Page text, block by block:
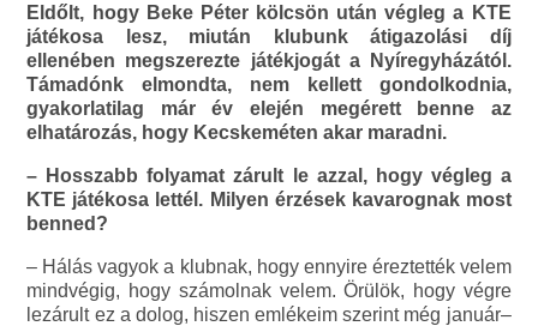
Eldőlt, hogy Beke Péter kölcsön után végleg a KTE
játékosa lesz, miután klubunk átigazolási díj
ellenében megszerezte játékjogát a Nyíregyházától.
Támadónk elmondta, nem kellett gondolkodnia,
gyakorlatilag már év elején megérett benne az
elhatározás, hogy Kecskeméten akar maradni.
– Hosszabb folyamat zárult le azzal, hogy végleg a
KTE játékosa lettél. Milyen érzések kavarognak most
benned?
– Hálás vagyok a klubnak, hogy ennyire éreztették velem
mindvégig, hogy számolnak velem. Örülök, hogy végre
lezárult ez a dolog, hiszen emlékeim szerint még január–